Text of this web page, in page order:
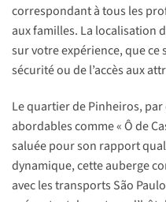
correspondant à tous les
aux familles. La localisation
sur votre expérience, que
sécurité ou de l’accès aux
Le quartier de Pinheiros,
abordables comme « Ô de
saluée pour son rapport
dynamique, cette auberge
avec les transports São